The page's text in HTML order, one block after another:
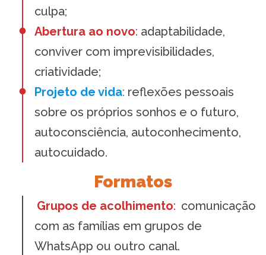
culpa;
Abertura ao novo: adaptabilidade,
conviver com imprevisibilidades,
criatividade;
Projeto de vida: reflexões pessoais
sobre os próprios sonhos e o futuro,
autoconsciência, autoconhecimento,
autocuidado.
Formatos
Grupos de acolhimento: comunicação
com as famílias em grupos de
WhatsApp ou outro canal.